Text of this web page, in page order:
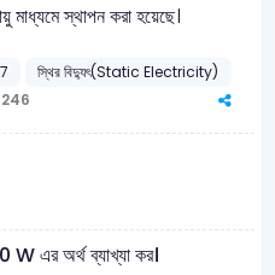
মাধ্যমে স্থাপন করা হয়েছে।
স্থির বিদ্যুৎ(Static Electricity)
246
এর অর্থ ব্যাখ্যা কর।